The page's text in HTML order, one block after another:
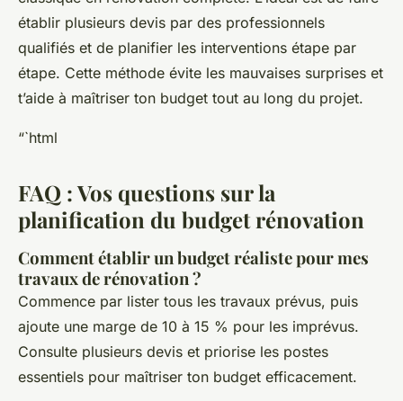
établir plusieurs devis par des professionnels
qualifiés et de planifier les interventions étape par
étape. Cette méthode évite les mauvaises surprises et
t’aide à maîtriser ton budget tout au long du projet.
“`html
FAQ : Vos questions sur la
planification du budget rénovation
Comment établir un budget réaliste pour mes
travaux de rénovation ?
Commence par lister tous les travaux prévus, puis
ajoute une marge de 10 à 15 % pour les imprévus.
Consulte plusieurs devis et priorise les postes
essentiels pour maîtriser ton budget efficacement.